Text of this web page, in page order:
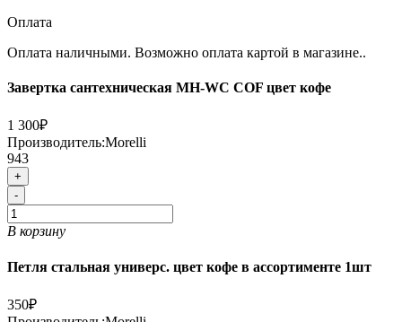
Оплата
Оплата наличными. Возможно оплата картой в магазине..
Завертка сантехническая MH-WC COF цвет кофе
1 300₽
Производитель:Morelli
943
+
-
В корзину
Петля стальная универс. цвет кофе в ассортименте 1шт
350₽